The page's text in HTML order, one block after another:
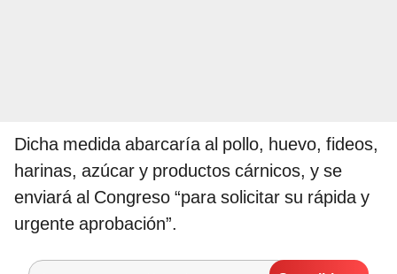
Dicha medida abarcaría al pollo, huevo, fideos,
harinas, azúcar y productos cárnicos, y se
enviará al Congreso “para solicitar su rápida y
urgente aprobación”.